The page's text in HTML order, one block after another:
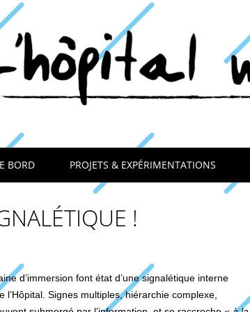
BORD PROJETS & EXPÉRIMENTATIONS
!
d’immersion font état d’une signalétique interne
Signes multiples, hiérarchie complexe,